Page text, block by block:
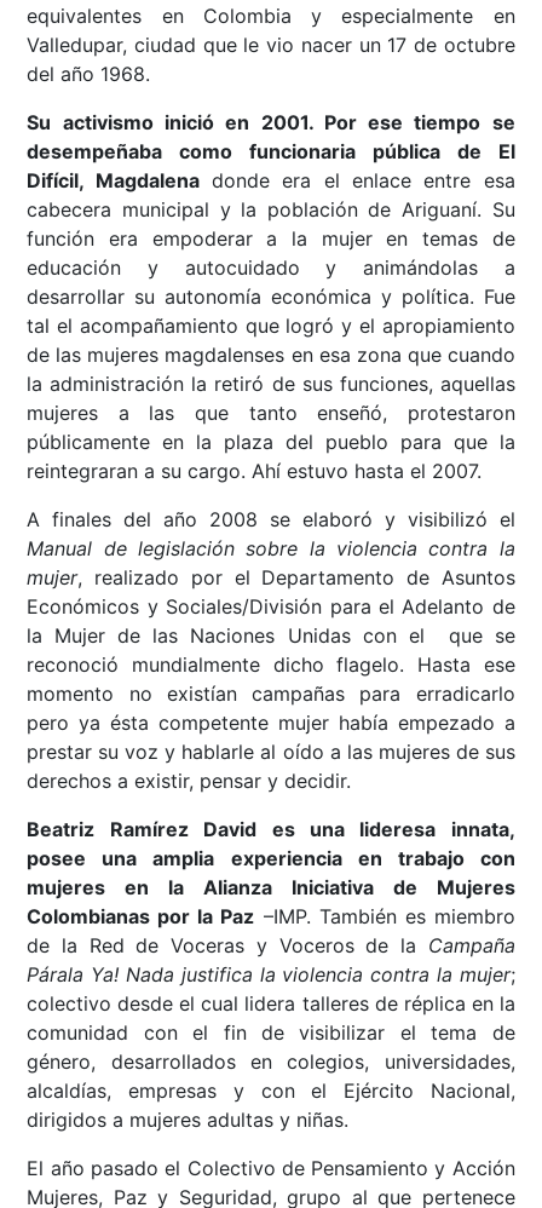
equivalentes en Colombia y especialmente en
Valledupar, ciudad que le vio nacer un 17 de octubre
del año 1968.
Su activismo inició en 2001. Por ese tiempo se
desempeñaba como funcionaria pública de El
Difícil, Magdalenadonde era el enlace entre esa
cabecera municipal y la población de Ariguaní. Su
función era empoderar a la mujer en temas de
educación y autocuidado y animándolas a
desarrollar su autonomía económica y política. Fue
tal el acompañamiento que logró y el apropiamiento
de las mujeres magdalenses en esa zona que cuando
la administración la retiró de sus funciones, aquellas
mujeres a las que tanto enseñó, protestaron
públicamente en la plaza del pueblo para que la
reintegraran a su cargo. Ahí estuvo hasta el 2007.
A finales del año 2008 se elaboró y visibilizó el
Manual de legislación sobre la violencia contra la
mujer, realizado por el Departamento de Asuntos
Económicos y Sociales/División para el Adelanto de
la Mujer de las Naciones Unidas con el que se
reconoció mundialmente dicho flagelo. Hasta ese
momento no existían campañas para erradicarlo
pero ya ésta competente mujer había empezado a
prestar su voz y hablarle al oído a las mujeres de sus
derechos a existir, pensar y decidir.
Beatriz Ramírez David es una lideresa innata,
posee una amplia experiencia en trabajo con
mujeres en la Alianza Iniciativa de Mujeres
Colombianas por la Paz –IMP. También es miembro
de la Red de Voceras y Voceros de la Campaña
Párala Ya! Nada justifica la violencia contra la mujer;
colectivo desde el cual lidera talleres de réplica en la
comunidad con el fin de visibilizar el tema de
género, desarrollados en colegios, universidades,
alcaldías, empresas y con el Ejército Nacional,
dirigidos a mujeres adultas y niñas.
El año pasado el Colectivo de Pensamiento y Acción
Mujeres, Paz y Seguridad, grupo al que pertenece